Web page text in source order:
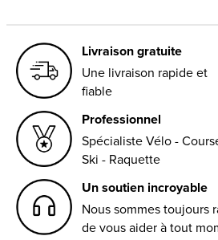
Livraison gratuite
Une livraison rapide et
fiable
Professionnel
Spécialiste Vélo -
Ski - Raquette
Un soutien incroyable
Nous sommes toujours
de vous aider à tout